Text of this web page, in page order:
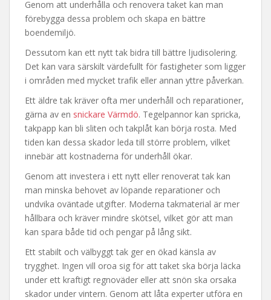
Genom att underhålla och renovera taket kan man
förebygga dessa problem och skapa en bättre
boendemiljö.
Dessutom kan ett nytt tak bidra till bättre ljudisolering.
Det kan vara särskilt värdefullt för fastigheter som ligger
i områden med mycket trafik eller annan yttre påverkan.
Ett äldre tak kräver ofta mer underhåll och reparationer,
gärna av en snickare Värmdö. Tegelpannor kan spricka,
takpapp kan bli sliten och takplåt kan börja rosta. Med
tiden kan dessa skador leda till större problem, vilket
innebär att kostnaderna för underhåll ökar.
Genom att investera i ett nytt eller renoverat tak kan
man minska behovet av löpande reparationer och
undvika oväntade utgifter. Moderna takmaterial är mer
hållbara och kräver mindre skötsel, vilket gör att man
kan spara både tid och pengar på lång sikt.
Ett stabilt och välbyggt tak ger en ökad känsla av
trygghet. Ingen vill oroa sig för att taket ska börja läcka
under ett kraftigt regnoväder eller att snön ska orsaka
skador under vintern. Genom att låta experter utföra en